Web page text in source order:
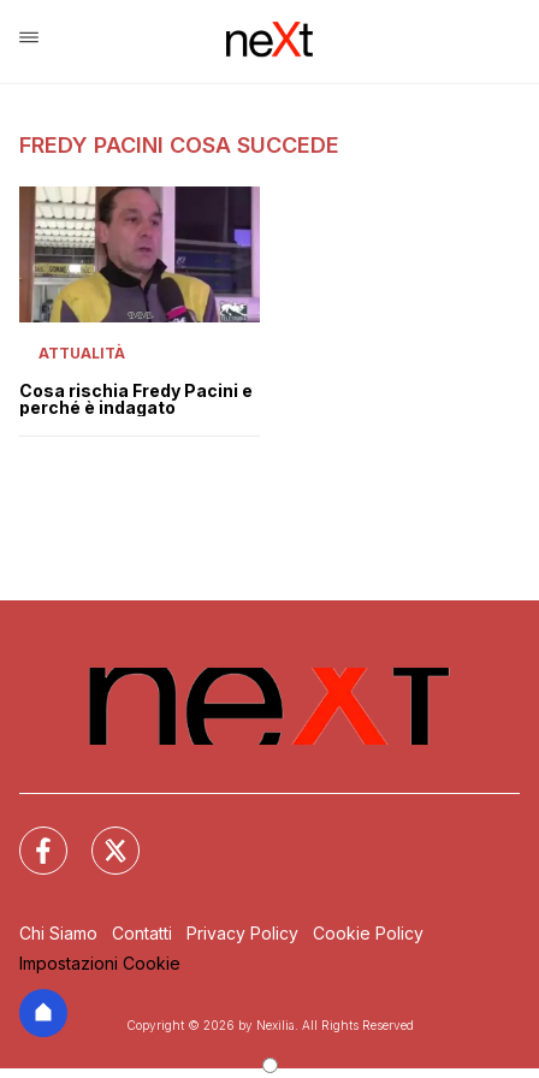
FREDY PACINI COSA SUCCEDE
ATTUALITÀ
Cosa rischia Fredy Pacini e
perché è indagato
Chi Siamo Contatti Privacy Policy
Cookie Policy
Impostazioni Cookie
Copyright © 2026 by Nexilia. All Rights Reserved